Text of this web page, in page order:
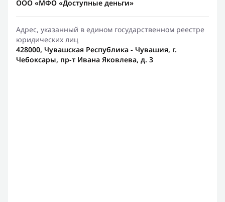
ООО «МФО «Доступные деньги»
Адрес, указанный в едином государственном реестре
юридических лиц
428000, Чувашская Республика - Чувашия, г.
Чебоксары, пр-т Ивана Яковлева, д. 3